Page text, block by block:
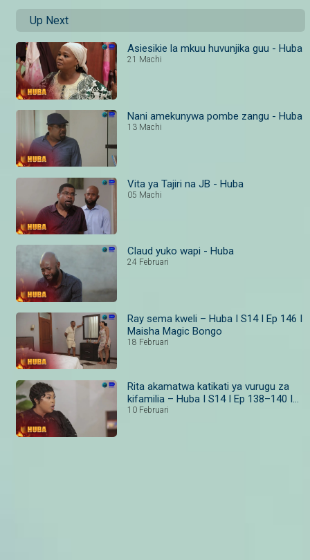
Up Next
Asiesikie la mkuu huvunjika guu - Huba
21 Machi
Nani amekunywa pombe zangu - Huba
13 Machi
Vita ya Tajiri na JB - Huba
05 Machi
Claud yuko wapi - Huba
24 Februari
Ray sema kweli – Huba I S14 I Ep 146 I
Maisha Magic Bongo
18 Februari
Rita akamatwa katikati ya vurugu za
kifamilia – Huba I S14 I Ep 138–140 I
Maisha Magic
10 Februari